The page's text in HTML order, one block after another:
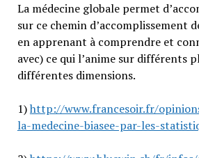
La médecine globale permet
sur ce chemin d’accomplissement
en apprenant à comprendre et
avec) ce qui l’anime sur différents
différentes dimensions.
1)http://www.francesoir.fr/
la-medecine-biasee-par-les-